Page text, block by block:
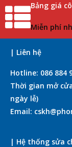
Bảng giá
Miễn phí
| Liên hệ
Hotline: 086 884
Thời gian mở
ngày lễ)
Email:
| Hệ thống sửa